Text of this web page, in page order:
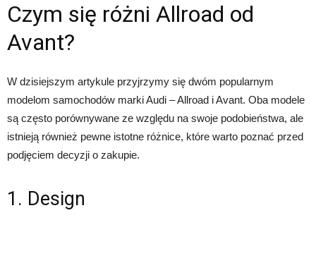
Czym się różni Allroad od
Avant?
W dzisiejszym artykule przyjrzymy się dwóm popularnym
modelom samochodów marki Audi – Allroad i Avant. Oba modele
są często porównywane ze względu na swoje podobieństwa, ale
istnieją również pewne istotne różnice, które warto poznać przed
podjęciem decyzji o zakupie.
1. Design